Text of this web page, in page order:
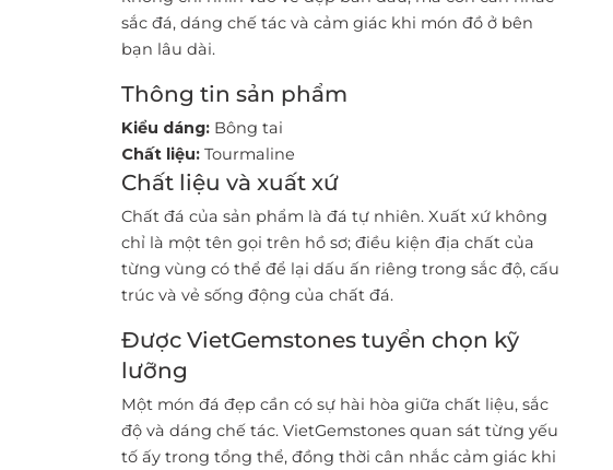
sắc đá, dáng chế tác và cảm giác khi món đồ ở bên
bạn lâu dài.
Thông tin sản phẩm
Kiểu dáng: Bông tai
Chất liệu: Tourmaline
Chất liệu và xuất xứ
Chất đá của sản phẩm là đá tự nhiên. Xuất xứ không
chỉ là một tên gọi trên hồ sơ; điều kiện địa chất của
từng vùng có thể để lại dấu ấn riêng trong sắc độ, cấu
trúc và vẻ sống động của chất đá.
Được VietGemstones tuyển chọn kỹ
lưỡng
Một món đá đẹp cần có sự hài hòa giữa chất liệu, sắc
độ và dáng chế tác. VietGemstones quan sát từng yếu
tố ấy trong tổng thể, đồng thời cân nhắc cảm giác khi